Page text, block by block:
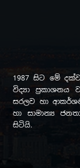
1987 සිට මේ
විද්‍යා ප්‍රකාශනය
සරලව හා
හා සාමාන්‍ය
සිටියි.